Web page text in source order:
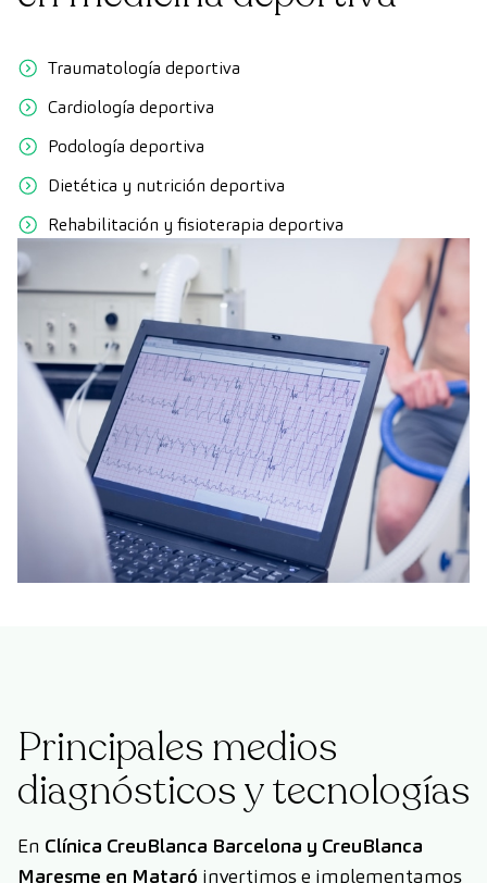
Traumatología deportiva
Cardiología deportiva
Podología deportiva
Dietética y nutrición deportiva
Rehabilitación y fisioterapia deportiva
Principales medios
diagnósticos y tecnologías
En Clínica CreuBlanca Barcelona y CreuBlanca
Maresme en Mataró invertimos e implementamos